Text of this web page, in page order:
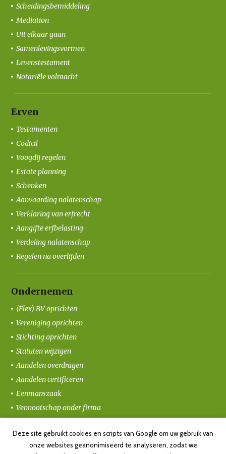
Scheidingsbemiddeling
Mediation
Uit elkaar gaan
Samenlevingsvormen
Levenstestament
Notariële volmacht
Erven
Testamenten
Codicil
Voogdij regelen
Estate planning
Schenken
Aanvaarding nalatenschap
Verklaring van erfrecht
Aangifte erfbelasting
Verdeling nalatenschap
Regelen na overlijden
Ondernemen
(Flex) BV oprichten
Vereniging oprichten
Stichting oprichten
Statuten wijzigen
Aandelen overdragen
Aandelen certificeren
Eenmanszaak
Vennootschap onder firma
Ondernemersvolmacht
Deze site gebruikt cookies en scripts van Google om uw gebruik van
onze websites geanonimiseerd te analyseren, zodat we